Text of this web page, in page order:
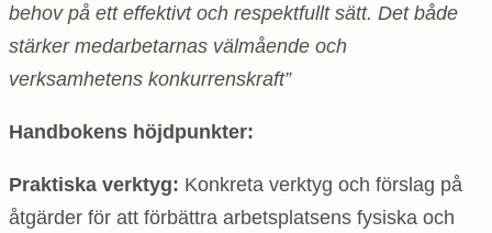
behov på ett effektivt och respektfullt sätt. Det både
stärker medarbetarnas välmående och
verksamhetens konkurrenskraft”
Handbokens höjdpunkter:
Praktiska verktyg: Konkreta verktyg och förslag på
åtgärder för att förbättra arbetsplatsens fysiska och